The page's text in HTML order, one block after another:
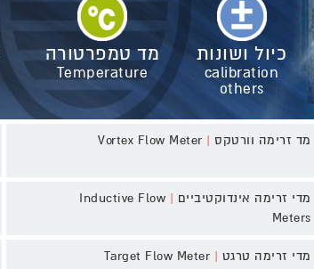
כיול ושונות
calibration
others
מד טמפרטורה
Temperature
מד זרימה וורטקס |
מדי זרימה אינדוקטיביים |
Inductive Flow
Meters
מדי זרימה טרגט |